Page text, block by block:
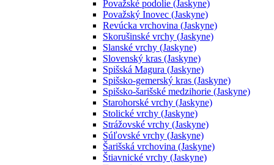
Považské podolie (Jaskyne)
Považský Inovec (Jaskyne)
Revúcka vrchovina (Jaskyne)
Skorušinské vrchy (Jaskyne)
Slanské vrchy (Jaskyne)
Slovenský kras (Jaskyne)
Spišská Magura (Jaskyne)
Spišsko-gemerský kras (Jaskyne)
Spišsko-šarišské medzihorie (Jaskyne)
Starohorské vrchy (Jaskyne)
Stolické vrchy (Jaskyne)
Strážovské vrchy (Jaskyne)
Súľovské vrchy (Jaskyne)
Šarišská vrchovina (Jaskyne)
Štiavnické vrchy (Jaskyne)